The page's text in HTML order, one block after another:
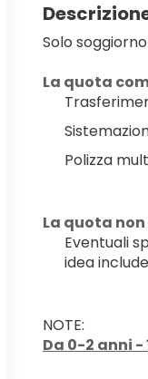
Solo soggiorno
La quota
Polizza
La quota
Eventuali
idea
NOTE:
Da 0-2 anni -